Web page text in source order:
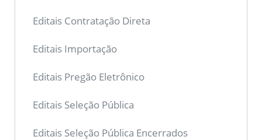
Editais Contratação Direta
Editais Importação
Editais Pregão Eletrônico
Editais Seleção Pública
Editais Seleção Pública Encerrados